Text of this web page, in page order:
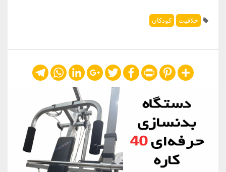
خلاقیت کودکان
Share
Pinterest
Print
Facebook
Twitter
Google+
LinkedIn
WhatsApp
Telegram